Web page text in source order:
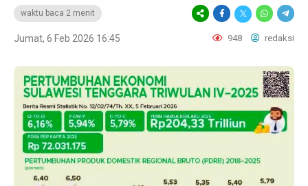
waktu baca 2 menit
Jumat, 6 Feb 2026 16:45 948 redaksi